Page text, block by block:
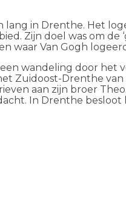
in Drenthe. Het
Zijn doel was om de
waar Van Gogh
wandeling door het
Zuidoost-Drenthe
aan zijn broer
In Drenthe